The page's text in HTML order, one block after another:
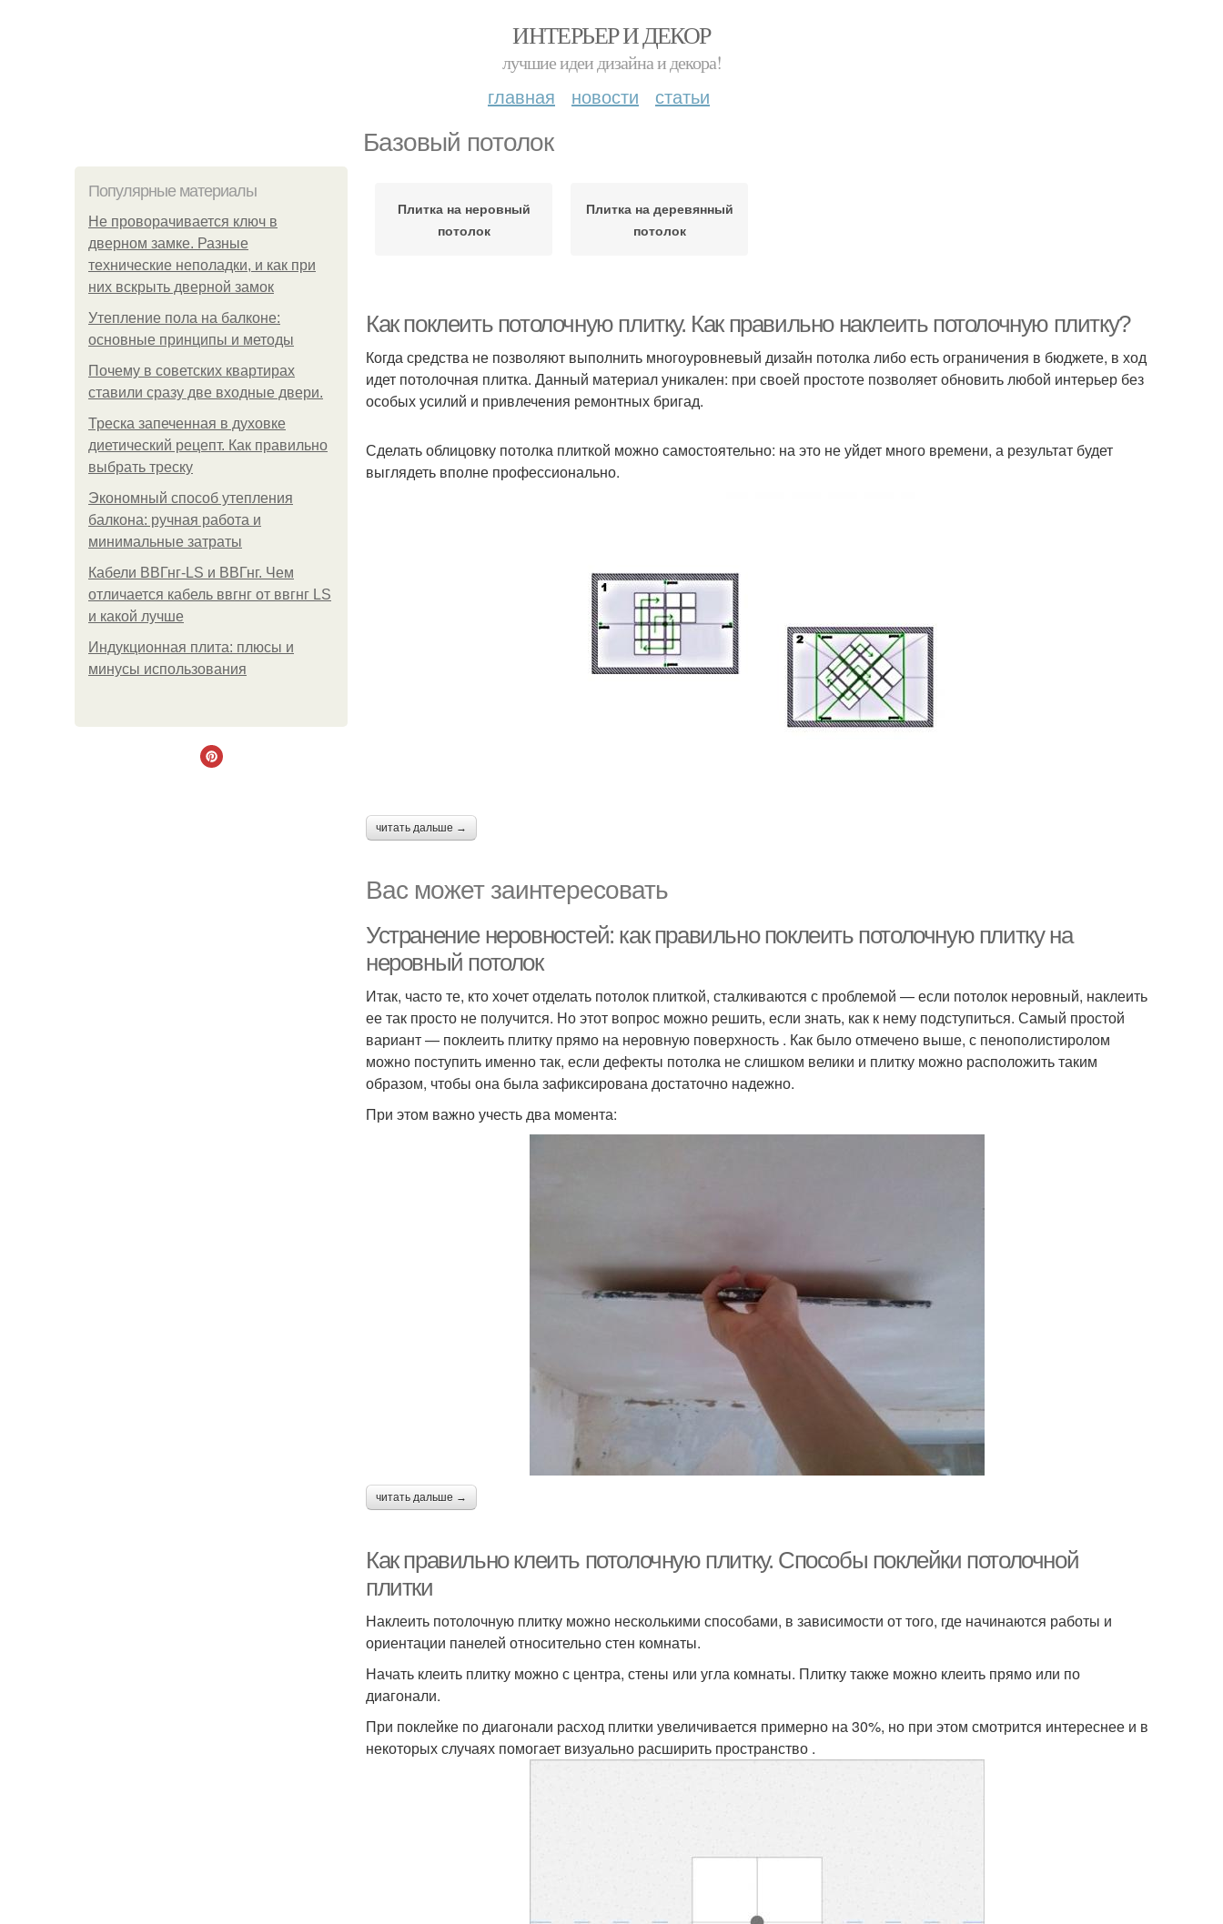
ИНТЕРЬЕР И ДЕКОР
лучшие идеи дизайна и декора!
главная новости статьи
Базовый потолок
Популярные материалы
Не проворачивается ключ в
дверном замке. Разные
технические неполадки, и как при
них вскрыть дверной замок
Утепление пола на балконе:
основные принципы и методы
Почему в советских квартирах
ставили сразу две входные двери.
Треска запеченная в духовке
диетический рецепт. Как правильно
выбрать треску
Экономный способ утепления
балкона: ручная работа и
минимальные затраты
Кабели ВВГнг-LS и ВВГнг. Чем
отличается кабель ввгнг от ввгнг LS
и какой лучше
Индукционная плита: плюсы и
минусы использования
Плитка на неровный
потолок
Плитка на деревянный
потолок
Как поклеить потолочную плитку. Как правильно наклеить потолочную плитку?
Когда средства не позволяют выполнить многоуровневый дизайн потолка либо есть ограничения в бюджете, в ход
идет потолочная плитка. Данный материал уникален: при своей простоте позволяет обновить любой интерьер без
особых усилий и привлечения ремонтных бригад.
Сделать облицовку потолка плиткой можно самостоятельно: на это не уйдет много времени, а результат будет
выглядеть вполне профессионально.
читать дальше →
Вас может заинтересовать
Устранение неровностей: как правильно поклеить потолочную плитку на
неровный потолок
Итак, часто те, кто хочет отделать потолок плиткой, сталкиваются с проблемой — если потолок неровный, наклеить
ее так просто не получится. Но этот вопрос можно решить, если знать, как к нему подступиться. Самый простой
вариант — поклеить плитку прямо на неровную поверхность . Как было отмечено выше, с пенополистиролом
можно поступить именно так, если дефекты потолка не слишком велики и плитку можно расположить таким
образом, чтобы она была зафиксирована достаточно надежно.
При этом важно учесть два момента:
читать дальше →
Как правильно клеить потолочную плитку. Способы поклейки потолочной
плитки
Наклеить потолочную плитку можно несколькими способами, в зависимости от того, где начинаются работы и
ориентации панелей относительно стен комнаты.
Начать клеить плитку можно с центра, стены или угла комнаты. Плитку также можно клеить прямо или по
диагонали.
При поклейке по диагонали расход плитки увеличивается примерно на 30%, но при этом смотрится интереснее и в
некоторых случаях помогает визуально расширить пространство .